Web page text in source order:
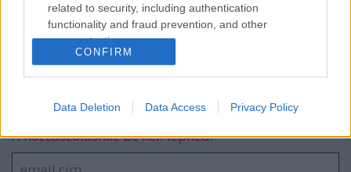
related to security, including authentication
functionality and fraud prevention, and other
user protection.
CONFIRM
Data Deletion Data Access Privacy Policy
Ócseny harasó
Szólj hozzá!
A hozzászóláshoz be kell lépned!